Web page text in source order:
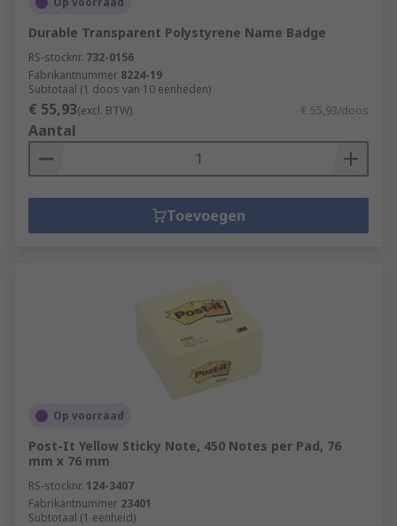
Durable Transparent Polystyrene Name Badge
RS-stocknr. 732-0156
Fabrikantnummer 8224-19
Subtotaal (1 doos van 10 eenheden)
€ 55,93(excl. BTW) € 55,93/doos
Aantal
Toevoegen
Op voorraad
Post-It Yellow Sticky Note, 450 Notes per Pad, 76
mm x 76 mm
RS-stocknr. 124-3407
Fabrikantnummer 23401
Subtotaal (1 eenheid)